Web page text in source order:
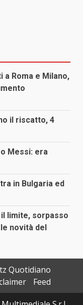
a Roma e Milano,
il riscatto, 4
Messi: era
in Bulgaria ed
limite, sorpasso
novità del
Quotidiano
Feed